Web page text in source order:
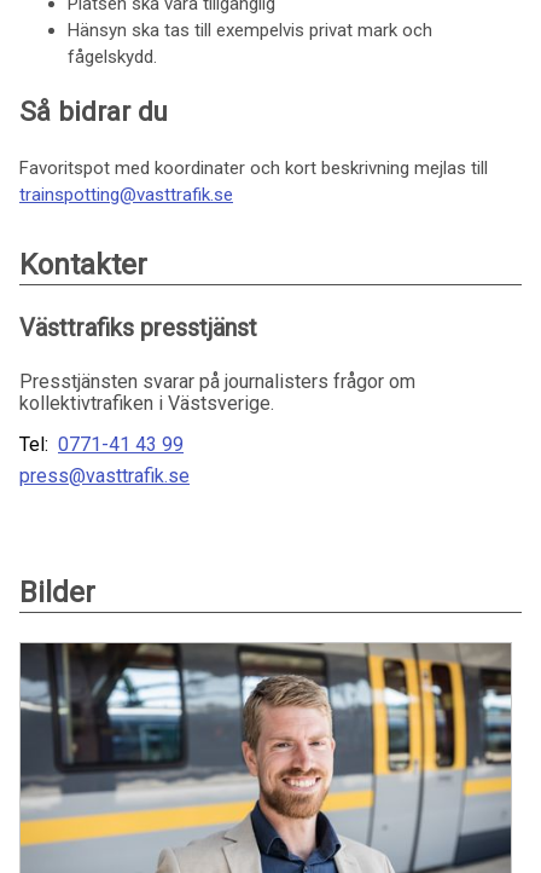
Hänsyn ska tas till exempelvis privat mark och
fågelskydd.
Så bidrar du
Favoritspot med koordinater och kort beskrivning mejlas till
trainspotting@vasttrafik.se
Kontakter
Västtrafiks presstjänst
Presstjänsten svarar på journalisters frågor om
kollektivtrafiken i Västsverige.
Tel: 0771-41 43 99
press@vasttrafik.se
Bilder